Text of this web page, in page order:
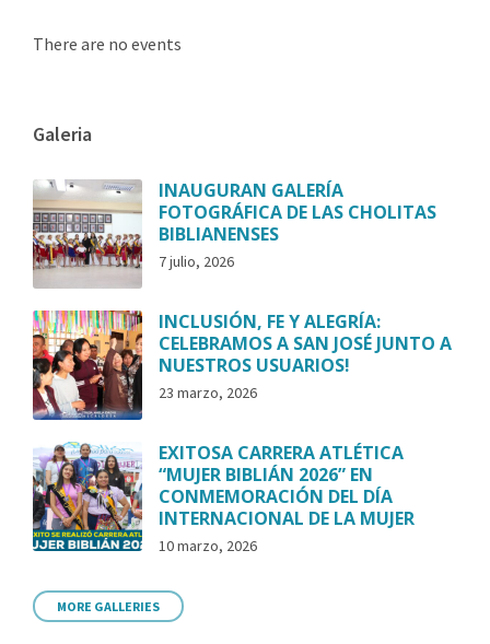
There are no events
Galeria
INAUGURAN GALERÍA
FOTOGRÁFICA DE LAS CHOLITAS
BIBLIANENSES
7 julio, 2026
INCLUSIÓN, FE Y ALEGRÍA:
CELEBRAMOS A SAN JOSÉ JUNTO A
NUESTROS USUARIOS!
23 marzo, 2026
EXITOSA CARRERA ATLÉTICA
“MUJER BIBLIÁN 2026” EN
CONMEMORACIÓN DEL DÍA
INTERNACIONAL DE LA MUJER
10 marzo, 2026
MORE GALLERIES